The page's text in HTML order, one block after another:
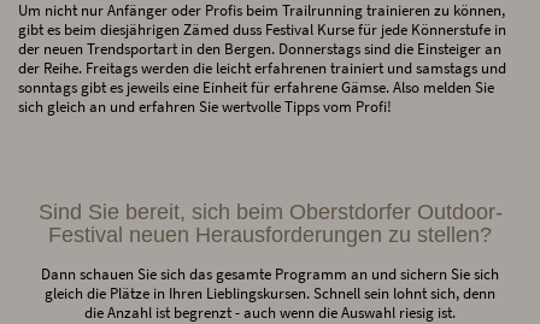
Um nicht nur Anfänger oder Profis beim Trailrunning trainieren zu können,
gibt es beim diesjährigen Zämed duss Festival Kurse für jede Könnerstufe in
der neuen Trendsportart in den Bergen. Donnerstags sind die Einsteiger an
der Reihe. Freitags werden die leicht erfahrenen trainiert und samstags und
sonntags gibt es jeweils eine Einheit für erfahrene Gämse. Also melden Sie
sich gleich an und erfahren Sie wertvolle Tipps vom Profi!
Sind Sie bereit, sich beim Oberstdorfer Outdoor-
Festival neuen Herausforderungen zu stellen?
Dann schauen Sie sich das gesamte Programm an und sichern Sie sich
gleich die Plätze in Ihren Lieblingskursen. Schnell sein lohnt sich, denn
die Anzahl ist begrenzt - auch wenn die Auswahl riesig ist.